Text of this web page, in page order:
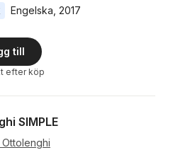
Engelska 2017
till
efter köp
SIMPLE
Ottolenghi